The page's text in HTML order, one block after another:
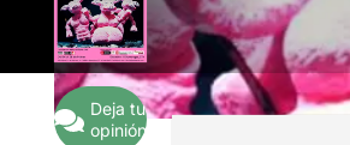
Deja tu
opinión